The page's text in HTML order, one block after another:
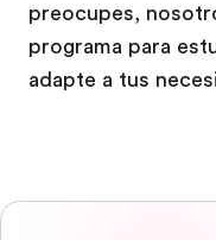
preocupes,
programa para
adapte a tus